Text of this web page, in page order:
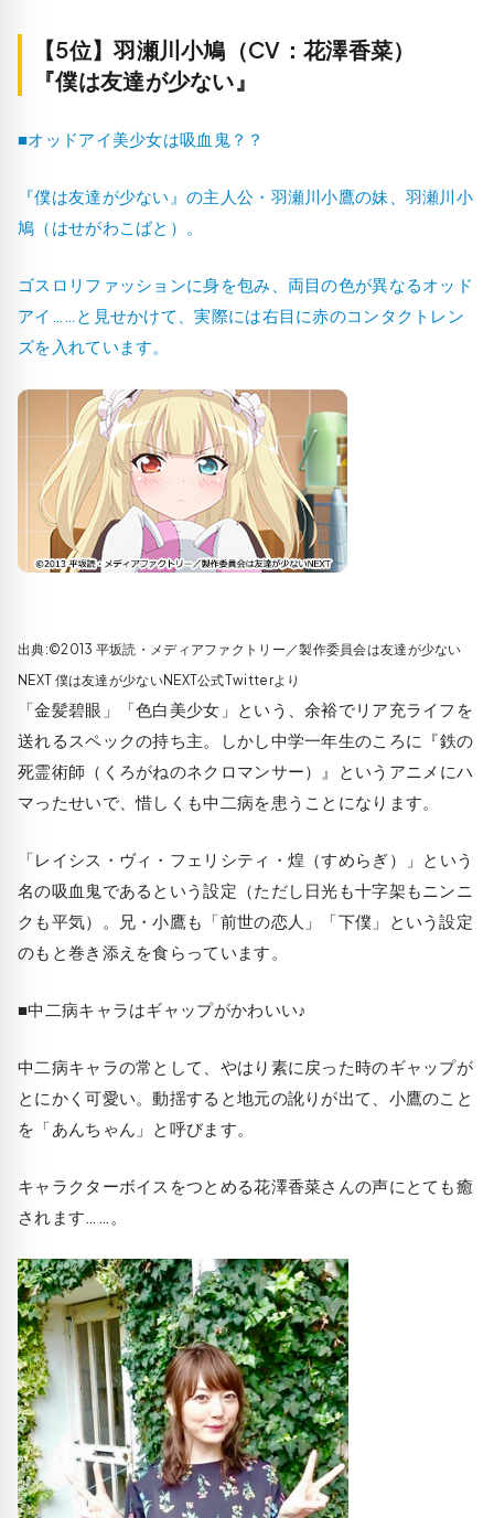
【5位】羽瀬川小鳩（CV：花澤香菜）
『僕は友達が少ない』
■オッドアイ美少女は吸血鬼？？
『僕は友達が少ない』の主人公・羽瀬川小鷹の妹、羽瀬川小
鳩（はせがわこばと）。
ゴスロリファッションに身を包み、両目の色が異なるオッド
アイ……と見せかけて、実際には右目に赤のコンタクトレン
ズを入れています。
出典:©2013 平坂読・メディアファクトリー／製作委員会は友達が少ない
NEXT 僕は友達が少ないNEXT公式Twitterより
「金髪碧眼」「色白美少女」という、余裕でリア充ライフを
送れるスペックの持ち主。しかし中学一年生のころに 『鉄の
死霊術師（くろがねのネクロマンサー）』
というアニメにハ
マったせいで、惜しくも中二病を患うことになります。
「レイシス・ヴィ・フェリシティ・煌（すめらぎ）」 という
名の吸血鬼であるという設定（ただし日光も十字架もニンニ
クも平気）。兄・小鷹も「前世の恋人」「下僕」という設定
のもと巻き添えを食らっています。
■中二病キャラはギャップがかわいい♪
中二病キャラの常として、やはり素に戻った時のギャップが
とにかく可愛い。動揺すると地元の訛りが出て、小鷹のこと
を「あんちゃん」と呼びます。
キャラクターボイスをつとめる花澤香菜さんの声にとても癒
されます……。